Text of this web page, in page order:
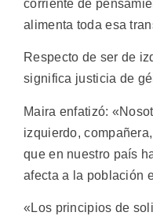
corriente de
alimenta toda esa
Respecto de ser de
significa justicia de
Maira enfatizó:
izquierdo,
que en nuestro país
afecta a la población
«Los principios de